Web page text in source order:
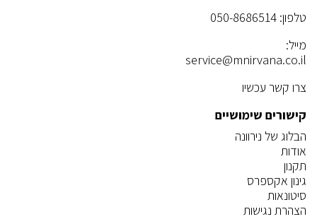
טלפון: 050-8686514
מייל:
service@mnirvana.co.il
צרו קשר עכשיו
קישורים שימושיים
הבלוג של נירוונה
אודות
תקנון
גינון אקספרס
סיטונאות
הצהרת נגישות